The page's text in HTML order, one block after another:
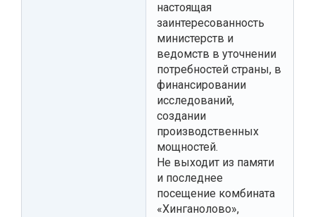
настоящая
заинтересованность
министерств и
ведомств в уточнении
потребностей страны, в
финансировании
исследований,
создании
производственных
мощностей.
Не выходит из памяти
и последнее
посещение комбината
«Хинганолово»,